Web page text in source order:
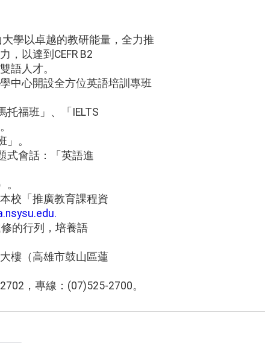
學以卓越的教研能量，全力推
，以達到CEFR B2
語人才。
中心開設全方位英語培訓專班
托福班」、「IELTS
。
式會話：「英語進
校「推廣教育課程資
的行列，培養語
樓（高雄市鼓山區蓮
，專線：(07)525-2700。